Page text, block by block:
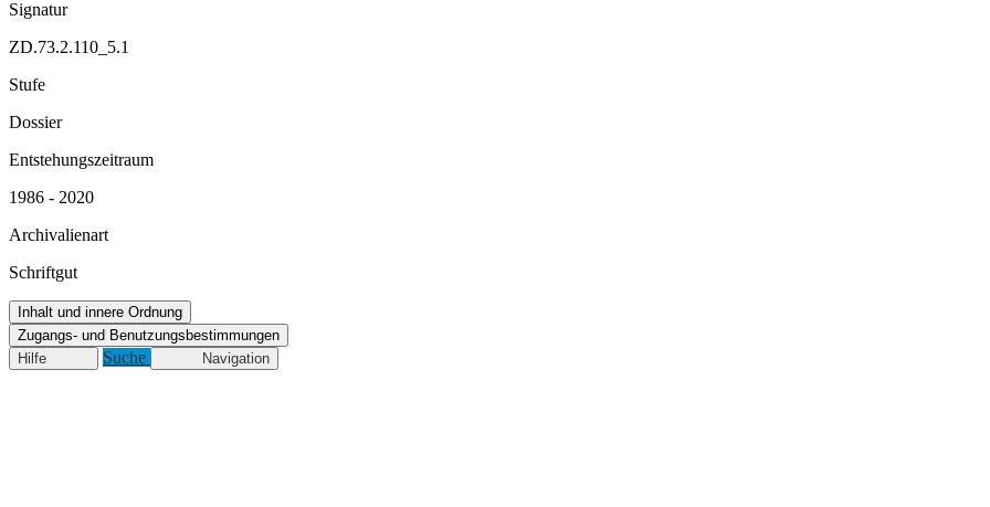
Signatur
ZD.73.2.110_5.1
Stufe
Dossier
Entstehungszeitraum
1986 - 2020
Archivalienart
Schriftgut
Inhalt und innere Ordnung
Zugangs- und Benutzungsbestimmungen
Hilfe
Suche Navigation